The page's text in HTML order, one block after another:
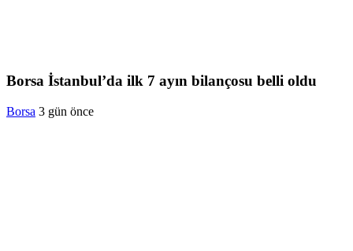
Borsa İstanbul’da ilk 7 ayın bilançosu belli oldu
Borsa 3 gün önce